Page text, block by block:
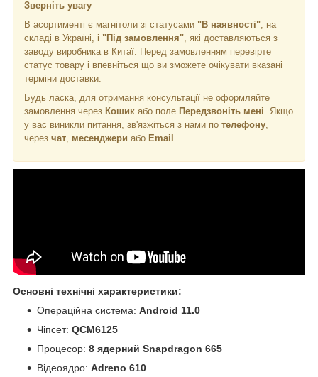
Зверніть увагу
В асортименті є магнітоли зі статусами "В наявності" , на
складі в Україні, і "Під замовлення" , які доставляються з
заводу виробника в Китаї. Перед замовленням перевірте
статус товару і впевніться що ви зможете очікувати вказані
терміни доставки.
Будь ласка, для отримання консультації не оформляйте
замовлення через Кошик або поле Передзвоніть мені . Якщо
у вас виникли питання, зв'язжіться з нами по телефону
через чат месенджери або Email
Основні технічні характеристики:
Операційна система: Android 11.0
Чіпсет: QCM6125
Процесор: 8 ядерний Snapdragon 665
Відеоядро: Adreno 610